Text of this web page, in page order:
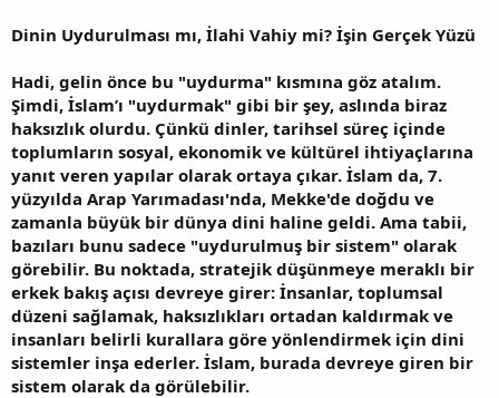
Dinin Uydurulması mı, İlahi Vahiy mi? İşin Gerçek Yüzü
Hadi, gelin önce bu "uydurma" kısmına göz atalım.
Şimdi, İslam’ı "uydurmak" gibi bir şey, aslında biraz
haksızlık olurdu. Çünkü dinler, tarihsel süreç içinde
toplumların sosyal, ekonomik ve kültürel ihtiyaçlarına
yanıt veren yapılar olarak ortaya çıkar. İslam da, 7.
yüzyılda Arap Yarımadası'nda, Mekke'de doğdu ve
zamanla büyük bir dünya dini haline geldi. Ama tabii,
bazıları bunu sadece "uydurulmuş bir sistem" olarak
görebilir. Bu noktada, stratejik düşünmeye meraklı bir
erkek bakış açısı devreye girer: İnsanlar, toplumsal
düzeni sağlamak, haksızlıkları ortadan kaldırmak ve
insanları belirli kurallara göre yönlendirmek için dini
sistemler inşa ederler. İslam, burada devreye giren bir
sistem olarak da görülebilir.